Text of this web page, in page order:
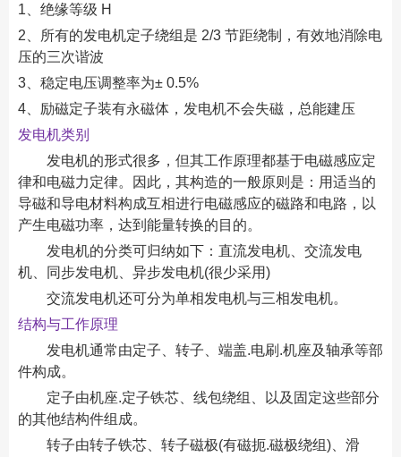
1、绝缘等级 H
2、所有的发电机定子绕组是 2/3 节距绕制，有效地消除电
压的三次谐波
3、稳定电压调整率为± 0.5%
4、励磁定子装有永磁体，发电机不会失磁，总能建压
发电机类别
发电机的形式很多，但其工作原理都基于电磁感应定
律和电磁力定律。因此，其构造的一般原则是：用适当的
导磁和导电材料构成互相进行电磁感应的磁路和电路，以
产生电磁功率，达到能量转换的目的。
发电机的分类可归纳如下：直流发电机、交流发电
机、同步发电机、异步发电机(很少采用)
交流发电机还可分为单相发电机与三相发电机。
结构与工作原理
发电机通常由定子、转子、端盖.电刷.机座及轴承等部
件构成。
定子由机座.定子铁芯、线包绕组、以及固定这些部分
的其他结构件组成。
转子由转子铁芯、转子磁极(有磁扼.磁极绕组)、滑